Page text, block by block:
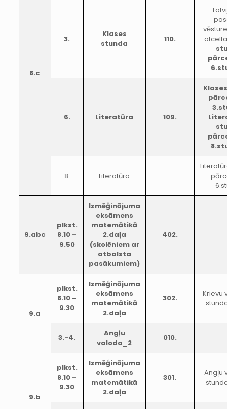
8.c
3.
Klases
stunda
110.
6. Literatūra 109.
8. Literatūra
9.abc
plkst.
8.10 –
9.50
Izmēģinājuma
eksāmens
matemātikā
2.daļa
(skolēniem ar
atbalsta
pasākumiem)
402.
9.a
plkst.
8.10 –
9.30
Izmēģinājuma
eksāmens
matemātikā
2.daļa
302.
Krievu
3.-4.
Angļu
valoda_2
010.
9.b
plkst.
8.10 –
9.30
Izmēģinājuma
eksāmens
matemātikā
2.daļa
301.
Angļu